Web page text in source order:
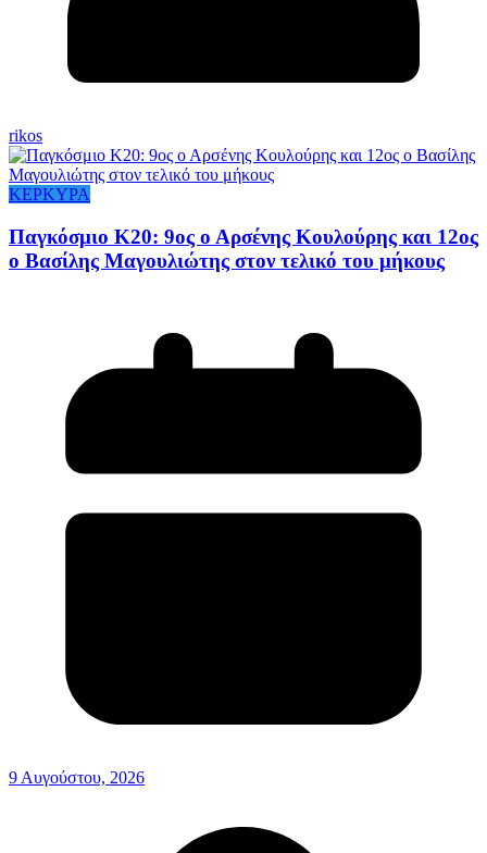
rikos
ΚΕΡΚΥΡΑ
Παγκόσμιο Κ20: 9ος ο Αρσένης Κουλούρης και 12ος
ο Βασίλης Μαγουλιώτης στον τελικό του μήκους
9 Αυγούστου, 2026